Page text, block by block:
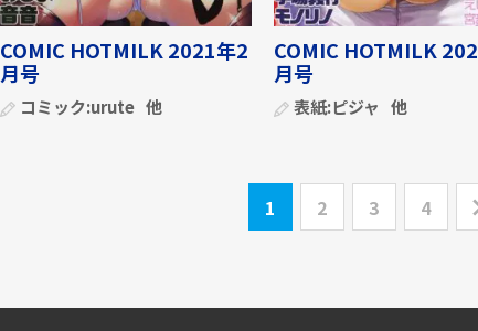
COMIC HOTMILK 2021年2
月号
コミック:urute 他
COMIC HOTMILK
月号
表紙:ピジャ 他
1 2 3 4